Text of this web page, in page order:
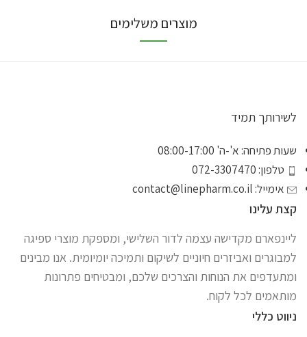
מוצרים משלימים
לשירותך תמיד
שעות פתיחה: א'-ה' 08:00-17:00
טלפון: 072-3307470
אימייל:contact@linepharm.co.il
קצת עלינו
ליינפארם מקדישה עצמה לדור השלישי, ומספקת מוצרי ספיגה
למבוגרים ואביזרים חיוניים לשיקום ותמיכה יומיומית. אנו מבינים
ומתעדפים את הנוחות והצרכים שלכם, ומבטיחים פתרונות
מותאמים לכל לקוח.
ניווט כללי